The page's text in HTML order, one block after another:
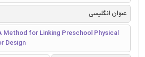
عنوان انگلیسی
Method for Linking Preschool Physical
Design